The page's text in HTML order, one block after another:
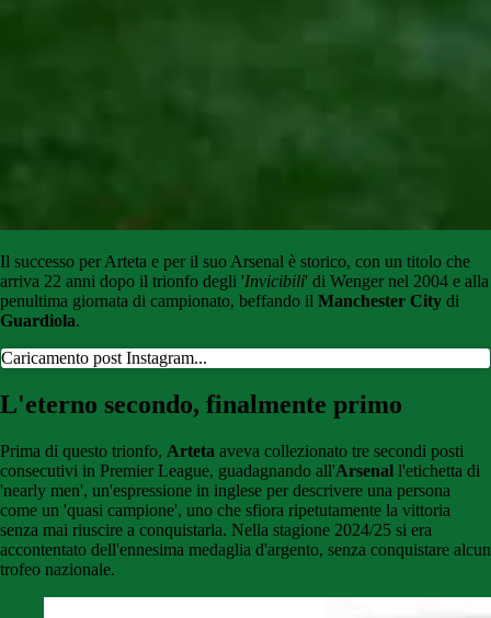
Il successo per Arteta e per il suo Arsenal è storico, con un titolo che
arriva 22 anni dopo il trionfo degli 'Invicibili' di Wenger nel 2004 e alla
penultima giornata di campionato, beffando il Manchester City di
Guardiola.
Caricamento post Instagram...
L'eterno secondo, finalmente primo
Prima di questo trionfo, Arteta aveva collezionato tre secondi posti
consecutivi in Premier League, guadagnando all'Arsenal l'etichetta di
'nearly men', un'espressione in inglese per descrivere una persona
come un 'quasi campione', uno che sfiora ripetutamente la vittoria
senza mai riuscire a conquistarla. Nella stagione 2024/25 si era
accontentato dell'ennesima medaglia d'argento, senza conquistare alcun
trofeo nazionale.